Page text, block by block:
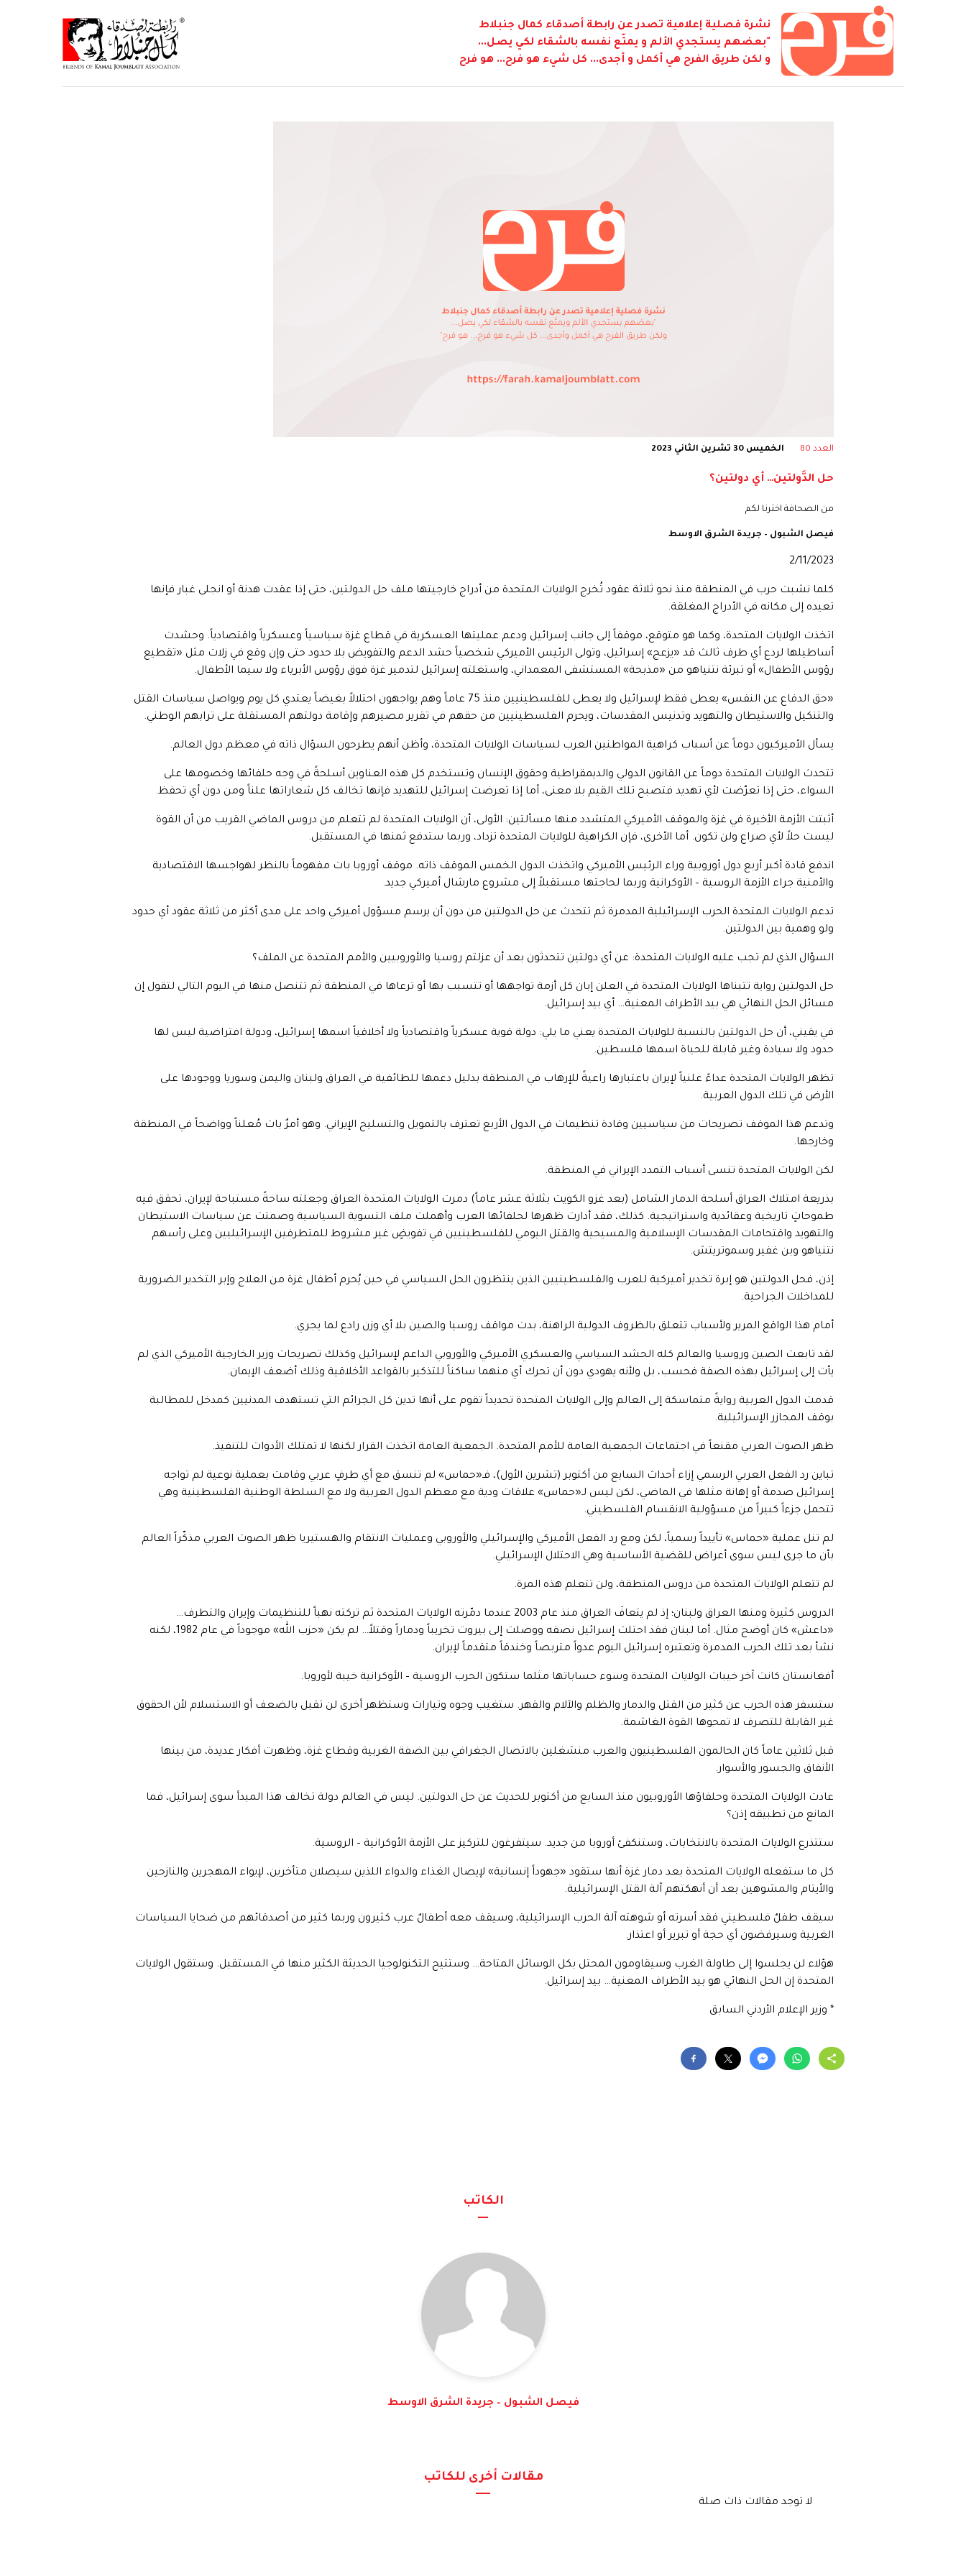
نشرة فصلية إعلامية تصدر عن رابطة أصدقاء كمال جنبلاط
"بعضهم يستجدي الألم و يمتّع نفسه بالشقاء لكي يصل...
و لكن طريق الفرح هي أكمل و أجدى... كل شيء هو فرح... هو فرح
العدد 80 الخميس 30 تشرين الثاني 2023
حل الدَّولتين… أي دولتين؟
من الصحافة اخترنا لكم
فيصل الشبول – جريدة الشرق الاوسط
2/11/2023
كلما نشبت حرب في المنطقة منذ نحو ثلاثة عقود تُخرج الولايات المتحدة من أدراج خارجيتها ملف حل الدولتين، حتى إذا عقدت هدنة أو انجلى غبار فإنها
تعيده إلى مكانه في الأدراج المغلقة.
اتخذت الولايات المتحدة، وكما هو متوقع، موقفاً إلى جانب إسرائيل ودعم عمليتها العسكرية في قطاع غزة سياسياً وعسكرياً واقتصادياً. وحشدت
أساطيلها لردع أي طرف ثالث قد «يزعج» إسرائيل، وتولى الرئيس الأميركي شخصياً حشد الدعم والتفويض بلا حدود حتى وإن وقع في زلات مثل «تقطيع
رؤوس الأطفال» أو تبرئة نتنياهو من «مذبحة» المستشفى المعمداني، واستغلته إسرائيل لتدمير غزة فوق رؤوس الأبرياء ولا سيما الأطفال.
«حق الدفاع عن النفس» يعطى فقط لإسرائيل ولا يعطى للفلسطينيين منذ 75 عاماً وهم يواجهون احتلالاً بغيضاً يعتدي كل يوم ويواصل سياسات القتل
والتنكيل والاستيطان والتهويد وتدنيس المقدسات، ويحرم الفلسطينيين من حقهم في تقرير مصيرهم وإقامة دولتهم المستقلة على ترابهم الوطني.
يسأل الأميركيون دوماً عن أسباب كراهية المواطنين العرب لسياسات الولايات المتحدة، وأظن أنهم يطرحون السؤال ذاته في معظم دول العالم.
تتحدث الولايات المتحدة دوماً عن القانون الدولي والديمقراطية وحقوق الإنسان وتستخدم كل هذه العناوين أسلحةً في وجه حلفائها وخصومها على
السواء، حتى إذا تعرّضت لأي تهديد فتصبح تلك القيم بلا معنى، أما إذا تعرضت إسرائيل للتهديد فإنها تخالف كل شعاراتها علناً ومن دون أي تحفظ.
أثبتت الأزمة الأخيرة في غزة والموقف الأميركي المتشدد منها مسألتين: الأولى، أن الولايات المتحدة لم تتعلم من دروس الماضي القريب من أن القوة
ليست حلاً لأي صراع ولن تكون. أما الأخرى، فإن الكراهية للولايات المتحدة تزداد، وربما ستدفع ثمنها في المستقبل.
اندفع قادة أكبر أربع دول أوروبية وراء الرئيس الأميركي واتخذت الدول الخمس الموقف ذاته. موقف أوروبا بات مفهوماً بالنظر لهواجسها الاقتصادية
والأمنية جراء الأزمة الروسية – الأوكرانية وربما لحاجتها مستقبلاً إلى مشروع مارشال أميركي جديد.
تدعم الولايات المتحدة الحرب الإسرائيلية المدمرة ثم تتحدث عن حل الدولتين من دون أن يرسم مسؤول أميركي واحد على مدى أكثر من ثلاثة عقود أي حدود
ولو وهمية بين الدولتين.
السؤال الذي لم تجب عليه الولايات المتحدة: عن أي دولتين تتحدثون بعد أن عزلتم روسيا والأوروبيين والأمم المتحدة عن الملف؟
حل الدولتين رواية تتبناها الولايات المتحدة في العلن إبان كل أزمة تواجهها أو تتسبب بها أو ترعاها في المنطقة ثم تتنصل منها في اليوم التالي لتقول إن
مسائل الحل النهائي هي بيد الأطراف المعنية… أي بيد إسرائيل.
في يقيني، أن حل الدولتين بالنسبة للولايات المتحدة يعني ما يلي: دولة قوية عسكرياً واقتصادياً ولا أخلاقياً اسمها إسرائيل، ودولة افتراضية ليس لها
حدود ولا سيادة وغير قابلة للحياة اسمها فلسطين.
تظهر الولايات المتحدة عداءً علنياً لإيران باعتبارها راعيةً للإرهاب في المنطقة بدليل دعمها للطائفية في العراق ولبنان واليمن وسوريا ووجودها على
الأرض في تلك الدول العربية.
وتدعم هذا الموقف تصريحات من سياسيين وقادة تنظيمات في الدول الأربع تعترف بالتمويل والتسليح الإيراني. وهو أمرٌ بات مُعلناً وواضحاً في المنطقة
وخارجها.
لكن الولايات المتحدة تنسى أسباب التمدد الإيراني في المنطقة.
بذريعة امتلاك العراق أسلحة الدمار الشامل (بعد غزو الكويت بثلاثة عشر عاماً) دمرت الولايات المتحدة العراق وجعلته ساحةً مستباحة لإيران، تحقق فيه
طموحاتٍ تاريخية وعقائدية واستراتيجية. كذلك، فقد أدارت ظهرها لحلفائها العرب وأهملت ملف التسوية السياسية وصمتت عن سياسات الاستيطان
والتهويد واقتحامات المقدسات الإسلامية والمسيحية والقتل اليومي للفلسطينيين في تفويضٍ غير مشروط للمتطرفين الإسرائيليين وعلى رأسهم
نتنياهو وبن غفير وسموتريتش.
إذن، فحل الدولتين هو إبرة تخدير أميركية للعرب والفلسطينيين الذين ينتظرون الحل السياسي في حين يُحرم أطفال غزة من العلاج وإبر التخدير الضرورية
للمداخلات الجراحية.
أمام هذا الواقع المرير ولأسباب تتعلق بالظروف الدولية الراهنة، بدت مواقف روسيا والصين بلا أي وزن رادع لما يجري.
لقد تابعت الصين وروسيا والعالم كله الحشد السياسي والعسكري الأميركي والأوروبي الداعم لإسرائيل وكذلك تصريحات وزير الخارجية الأميركي الذي لم
يأت إلى إسرائيل بهذه الصفة فحسب، بل ولأنه يهودي دون أن تحرك أي منهما ساكناً للتذكير بالقواعد الأخلاقية وذلك أضعف الإيمان.
قدمت الدول العربية روايةً متماسكة إلى العالم وإلى الولايات المتحدة تحديداً تقوم على أنها تدين كل الجرائم التي تستهدف المدنيين كمدخل للمطالبة
بوقف المجازر الإسرائيلية.
ظهر الصوت العربي مقنعاً في اجتماعات الجمعية العامة للأمم المتحدة. الجمعية العامة اتخذت القرار لكنها لا تمتلك الأدوات للتنفيذ.
تباين رد الفعل العربي الرسمي إزاء أحداث السابع من أكتوبر (تشرين الأول)، فـ«حماس» لم تنسق مع أي طرفٍ عربي وقامت بعملية نوعية لم تواجه
إسرائيل صدمة أو إهانة مثلها في الماضي، لكن ليس لـ«حماس» علاقات ودية مع معظم الدول العربية ولا مع السلطة الوطنية الفلسطينية وهي
تتحمل جزءاً كبيراً من مسؤولية الانقسام الفلسطيني.
لم تنل عملية «حماس» تأييداً رسمياً، لكن ومع رد الفعل الأميركي والإسرائيلي والأوروبي وعمليات الانتقام والهستيريا ظهر الصوت العربي مذكّراً العالم
بأن ما جرى ليس سوى أعراض للقضية الأساسية وهي الاحتلال الإسرائيلي.
لم تتعلم الولايات المتحدة من دروس المنطقة، ولن تتعلم هذه المرة.
الدروس كثيرة ومنها العراق ولبنان؛ إذ لم يتعافَ العراق منذ عام 2003 عندما دمّرته الولايات المتحدة ثم تركته نهباً للتنظيمات وإيران والتطرف…
«داعش» كان أوضح مثال. أما لبنان فقد احتلت إسرائيل نصفه ووصلت إلى بيروت تخريباً ودماراً وقتلاً… لم يكن «حزب الله» موجوداً في عام 1982، لكنه
نشأ بعد تلك الحرب المدمرة وتعتبره إسرائيل اليوم عدواً متربصاً وخندقاً متقدماً لإيران.
أفغانستان كانت آخر خيبات الولايات المتحدة وسوء حساباتها مثلما ستكون الحرب الروسية – الأوكرانية خيبة لأوروبا.
ستسفر هذه الحرب عن كثير من القتل والدمار والظلم والآلام والقهر. ستغيب وجوه وتيارات وستظهر أخرى لن تقبل بالضعف أو الاستسلام لأن الحقوق
غير القابلة للتصرف لا تمحوها القوة الغاشمة.
قبل ثلاثين عاماً كان الحالمون الفلسطينيون والعرب منشغلين بالاتصال الجغرافي بين الضفة الغربية وقطاع غزة، وظهرت أفكار عديدة، من بينها
الأنفاق والجسور والأسوار.
عادت الولايات المتحدة وحلفاؤها الأوروبيون منذ السابع من أكتوبر للحديث عن حل الدولتين. ليس في العالم دولة تخالف هذا المبدأ سوى إسرائيل، فما
المانع من تطبيقه إذن؟
ستتذرع الولايات المتحدة بالانتخابات، وستنكفئ أوروبا من جديد. سيتفرغون للتركيز على الأزمة الأوكرانية – الروسية.
كل ما ستفعله الولايات المتحدة بعد دمار غزة أنها ستقود «جهوداً إنسانية» لإيصال الغذاء والدواء اللذين سيصلان متأخرين، لإيواء المهجرين والنازحين
والأيتام والمشوهين بعد أن أنهكتهم آلة القتل الإسرائيلية.
سيقف طفلٌ فلسطيني فقد أسرته أو شوهته آلة الحرب الإسرائيلية، وسيقف معه أطفالٌ عرب كثيرون وربما كثير من أصدقائهم من ضحايا السياسات
الغربية وسيرفضون أي حجة أو تبرير أو اعتذار.
هؤلاء لن يجلسوا إلى طاولة الغرب وسيقاومون المحتل بكل الوسائل المتاحة… وستتيح التكنولوجيا الحديثة الكثير منها في المستقبل. وستقول الولايات
المتحدة إن الحل النهائي هو بيد الأطراف المعنية… بيد إسرائيل.
* وزير الإعلام الأردني السابق
الكاتب
فيصل الشبول – جريدة الشرق الاوسط
مقالات أخرى للكاتب
لا توجد مقالات ذات صلة